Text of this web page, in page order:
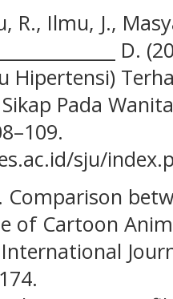
R., Ilmu, J.,
D.
Hipertensi)
Pada
sju/
Comparison
of Cartoon